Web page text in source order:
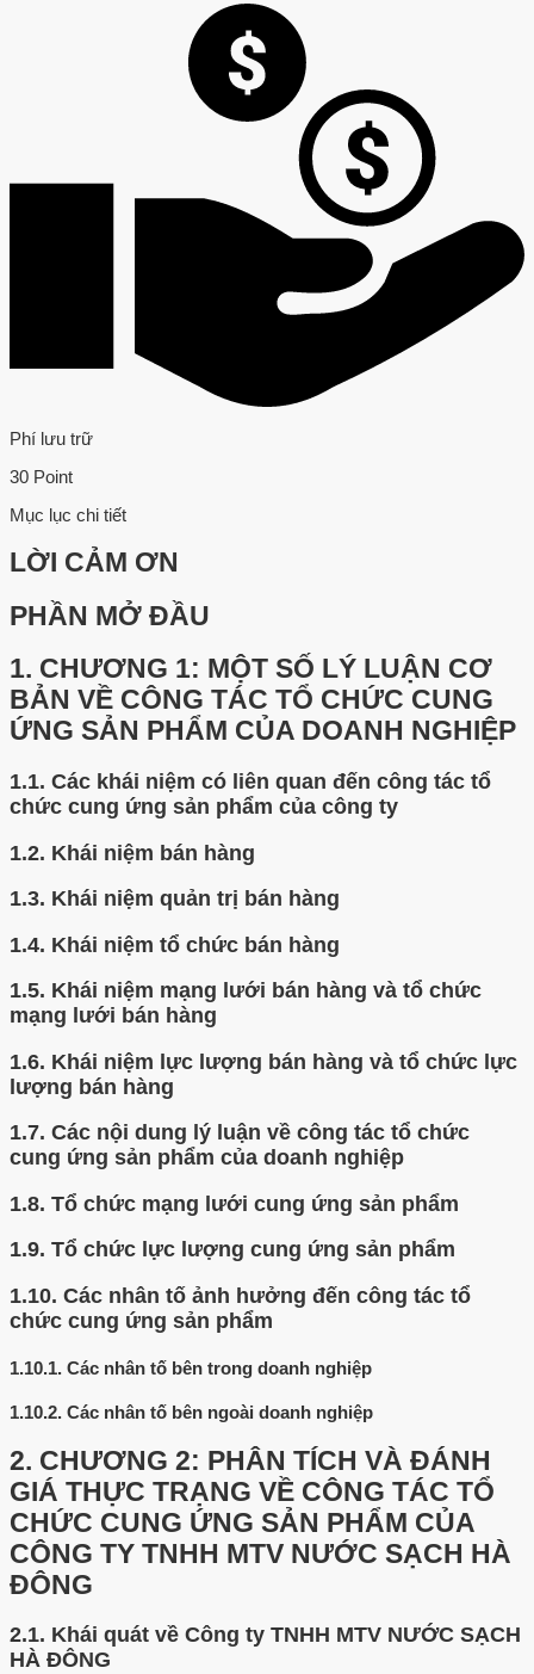
Phí lưu trữ
30 Point
Mục lục chi tiết
LỜI CẢM ƠN
PHẦN MỞ ĐẦU
1. CHƯƠNG 1: MỘT SỐ LÝ LUẬN CƠ
BẢN VỀ CÔNG TÁC TỔ CHỨC CUNG
ỨNG SẢN PHẨM CỦA DOANH NGHIỆP
1.1. Các khái niệm có liên quan đến công tác tổ
chức cung ứng sản phẩm của công ty
1.2. Khái niệm bán hàng
1.3. Khái niệm quản trị bán hàng
1.4. Khái niệm tổ chức bán hàng
1.5. Khái niệm mạng lưới bán hàng và tổ chức
mạng lưới bán hàng
1.6. Khái niệm lực lượng bán hàng và tổ chức lực
lượng bán hàng
1.7. Các nội dung lý luận về công tác tổ chức
cung ứng sản phẩm của doanh nghiệp
1.8. Tổ chức mạng lưới cung ứng sản phẩm
1.9. Tổ chức lực lượng cung ứng sản phẩm
1.10. Các nhân tố ảnh hưởng đến công tác tổ
chức cung ứng sản phẩm
1.10.1. Các nhân tố bên trong doanh nghiệp
1.10.2. Các nhân tố bên ngoài doanh nghiệp
2. CHƯƠNG 2: PHÂN TÍCH VÀ ĐÁNH
GIÁ THỰC TRẠNG VỀ CÔNG TÁC TỔ
CHỨC CUNG ỨNG SẢN PHẨM CỦA
CÔNG TY TNHH MTV NƯỚC SẠCH HÀ
ĐÔNG
2.1. Khái quát về Công ty TNHH MTV NƯỚC SẠCH
HÀ ĐÔNG